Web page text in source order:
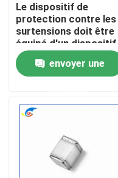
À la maison
Produits
Visite de l'usine
Le dispositif de
protection contre les
surtensions doit être
équipé d'un dispositif
de protection contre
les surtensions.
envoyer une